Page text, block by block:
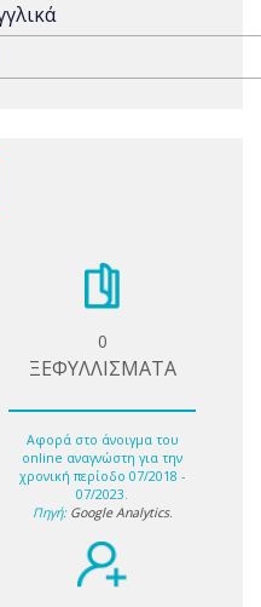
0
ΞΕΦΥΛΛΙΣΜΑΤΑ
Αφορά στο άνοιγμα του
online αναγνώστη για την
χρονική περίοδο 07/2018 -
07/2023.
Πηγή: Google Analytics.